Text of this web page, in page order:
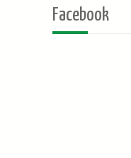
Facebook